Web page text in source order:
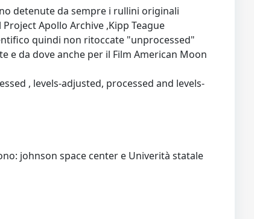
detenute da sempre i rullini originali
Apollo Archive ,Kipp Teague
quindi non ritoccate "unprocessed"
e da dove anche per il Film American Moon
, levels-adjusted, processed and levels-
johnson space center e Univerità statale